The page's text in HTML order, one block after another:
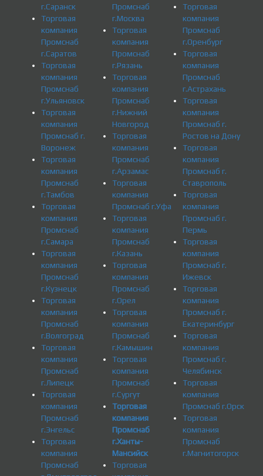
г.Саранск
Торговая
компания
Промснаб
г.Саратов
Торговая
компания
Промснаб
г.Ульяновск
Торговая
компания
Промснаб г.
Воронеж
Торговая
компания
Промснаб
г.Тамбов
Торговая
компания
Промснаб
г.Самара
Торговая
компания
Промснаб
г.Кузнецк
Торговая
компания
Промснаб
г.Волгоград
Торговая
компания
Промснаб
г.Липецк
Торговая
компания
Промснаб
г.Энгельс
Торговая
компания
Промснаб
Промснаб
г.Москва
Торговая
компания
Промснаб
г.Рязань
Торговая
компания
Промснаб
г.Нижний
Новгород
Торговая
компания
Промснаб
г.Арзамас
Торговая
компания
Промснаб г.Уфа
Торговая
компания
Промснаб
г.Казань
Торговая
компания
Промснаб
г.Орел
Торговая
компания
Промснаб
г.Камышин
Торговая
компания
Промснаб
г.Сургут
Торговая
компания
Промснаб
г.Ханты-
Мансийск
Торговая
Торговая
компания
Промснаб
г.Оренбург
Торговая
компания
Промснаб
г.Астрахань
Торговая
компания
Промснаб г.
Ростов на Дону
Торговая
компания
Промснаб г.
Ставрополь
Торговая
компания
Промснаб г.
Пермь
Торговая
компания
Промснаб г.
Ижевск
Торговая
компания
Промснаб г.
Екатеринбург
Торговая
компания
Промснаб г.
Челябинск
Торговая
компания
Промснаб г.Орск
Торговая
компания
Промснаб
г.Магнитогорск